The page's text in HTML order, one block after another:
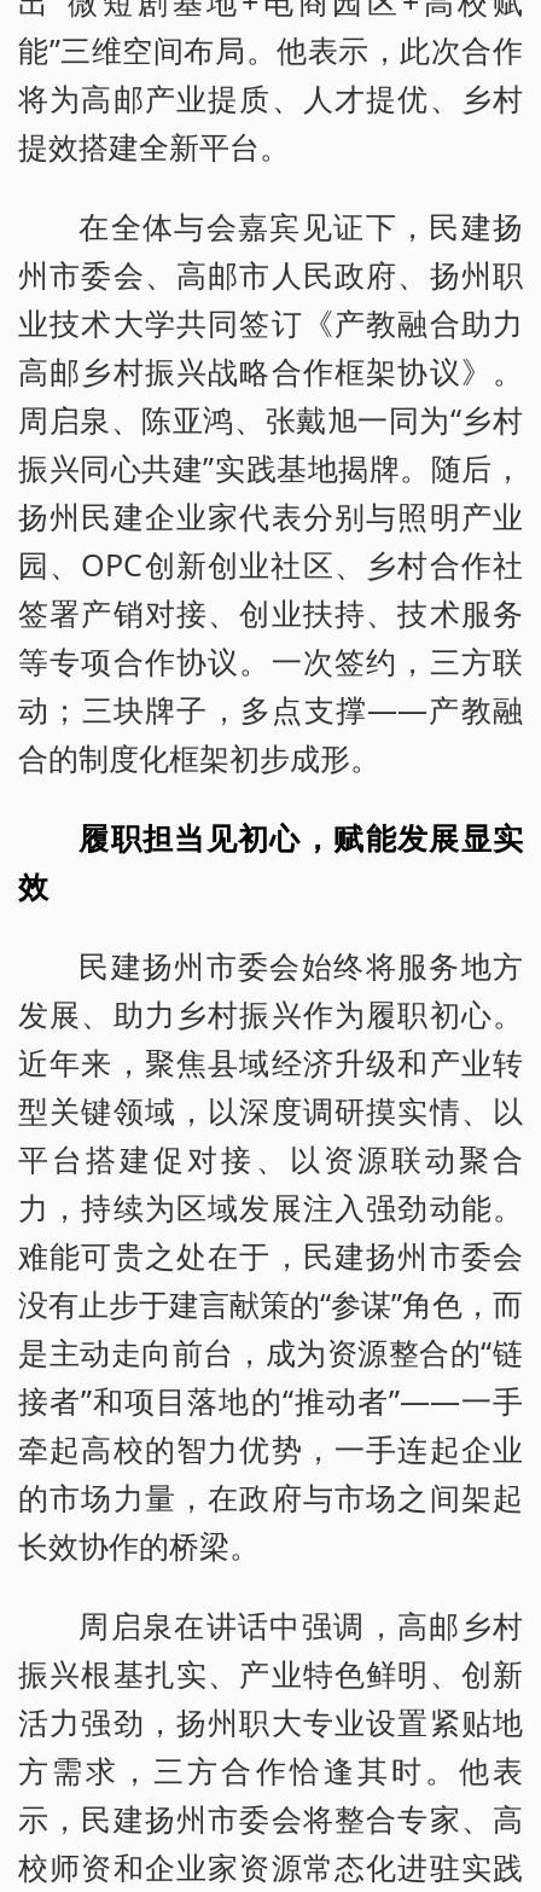
能”三维空间布局。他表示，此次合作
将为高邮产业提质、人才提优、乡村
提效搭建全新平台。
在全体与会嘉宾见证下，民建扬
州市委会、高邮市人民政府、扬州职
业技术大学共同签订《产教融合助力
高邮乡村振兴战略合作框架协议》。
周启泉、陈亚鸿、张戴旭一同为“乡村
振兴同心共建”实践基地揭牌。随后，
扬州民建企业家代表分别与照明产业
园、OPC创新创业社区、乡村合作社
签署产销对接、创业扶持、技术服务
等专项合作协议。一次签约，三方联
动；三块牌子，多点支撑——产教融
合的制度化框架初步成形。
履职担当见初心，赋能发展显实
效
民建扬州市委会始终将服务地方
发展、助力乡村振兴作为履职初心。
近年来，聚焦县域经济升级和产业转
型关键领域，以深度调研摸实情、以
平台搭建促对接、以资源联动聚合
力，持续为区域发展注入强劲动能。
难能可贵之处在于，民建扬州市委会
没有止步于建言献策的“参谋”角色，而
是主动走向前台，成为资源整合的“链
接者”和项目落地的“推动者”——一手
牵起高校的智力优势，一手连起企业
的市场力量，在政府与市场之间架起
长效协作的桥梁。
周启泉在讲话中强调，高邮乡村
振兴根基扎实、产业特色鲜明、创新
活力强劲，扬州职大专业设置紧贴地
方需求，三方合作恰逢其时。他表
示，民建扬州市委会将整合专家、高
校师资和企业家资源常态化进驻实践